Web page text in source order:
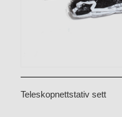
Teleskopnettstativ sett